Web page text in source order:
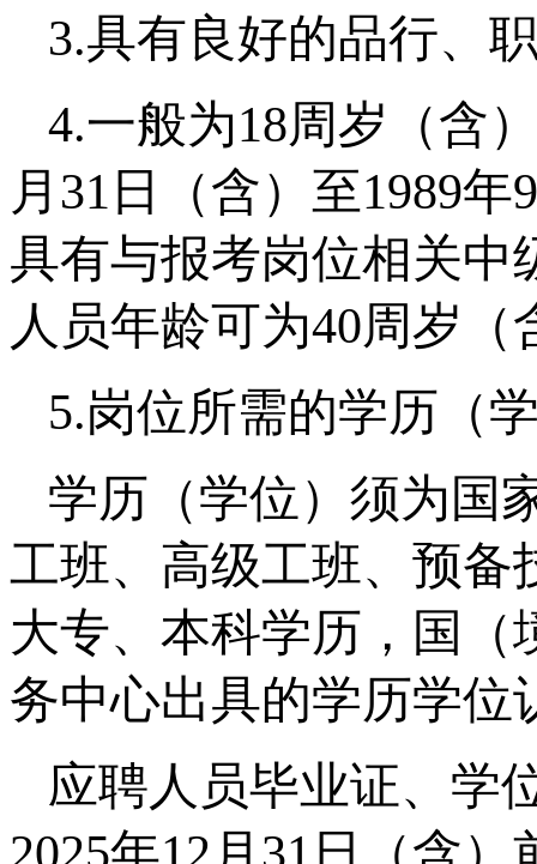
3.具有良好的品行、
4.一般为18周岁（含
月31日（含）至1989
具有与报考岗位相关中
人员年龄可为40周岁（
5.岗位所需的学历（
学历（学位）须为国
工班、高级工班、预备
大专、本科学历，国（
务中心出具的学历学位
应聘人员毕业证、学
2025年12月31日（含